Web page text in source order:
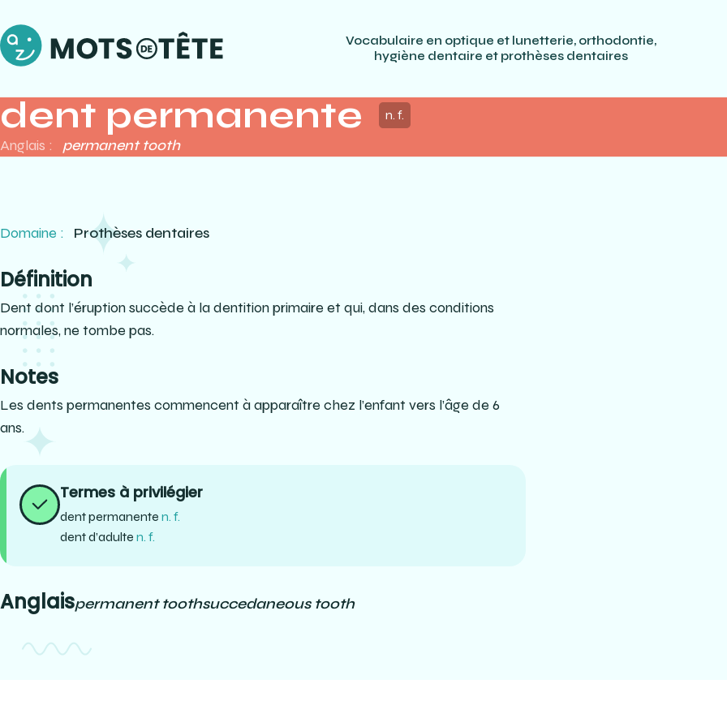
Vocabulaire en optique et lunetterie, orthodontie,
hygiène dentaire et prothèses dentaires
dent permanente n. f.
Anglais : permanent tooth
Domaine : Prothèses dentaires
Définition
Dent dont l’éruption succède à la dentition primaire et qui, dans des conditions
normales, ne tombe pas.
Notes
Les dents permanentes commencent à apparaître chez l’enfant vers l’âge de 6
ans.
Termes à privilégier
dent permanente n. f.
dent d’adulte n. f.
Anglaispermanent toothsuccedaneous tooth